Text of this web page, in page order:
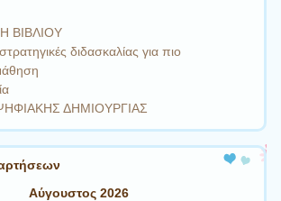
ΒΙΒΛΙΟΥ
διδασκαλίας για πιο
ΔΗΜΙΟΥΡΓΙΑΣ
Αύγουστος 2026